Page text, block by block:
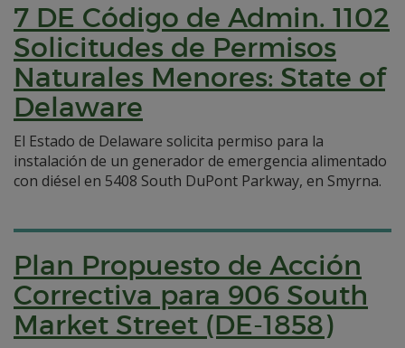
7 DE Código de Admin. 1102
Solicitudes de Permisos
Naturales Menores: State of
Delaware
El Estado de Delaware solicita permiso para la
instalación de un generador de emergencia alimentado
con diésel en 5408 South DuPont Parkway, en Smyrna.
Plan Propuesto de Acción
Correctiva para 906 South
Market Street (DE-1858)